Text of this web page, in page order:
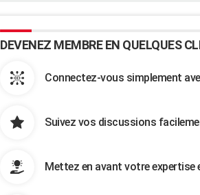
DEVENEZ MEMBRE EN QUELQUES
Connectez-vous simplement
Suivez vos discussions
Mettez en avant votre expertise